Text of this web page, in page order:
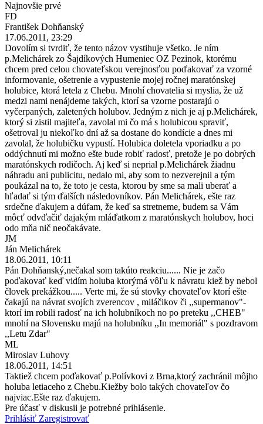
Najnovšie prvé
FD
František Dohňanský
17.06.2011, 23:29
Dovolím si tvrdiť, že tento názov vystihuje všetko. Je ním
p.Melichárek zo Šajdíkových Humeniec OZ Pezinok, ktorému
chcem pred celou chovateľskou verejnosťou poďakovať za vzorné
informovanie, ošetrenie a vypustenie mojej ročnej maratónskej
holubice, ktorá letela z Chebu. Mnohí chovatelia si myslia, že už
medzi nami nenájdeme takých, ktorí sa vzorne postarajú o
vyčerpaných, zaletených holubov. Jedným z nich je aj p.Melichárek,
ktorý si zistil majiteľa, zavolal mi čo má s holubicou spraviť,
ošetroval ju niekoľko dní až sa dostane do kondície a dnes mi
zavolal, že holubičku vypustí. Holubica doletela vporiadku a po
oddýchnutí mi možno ešte bude robiť radosť, pretože je po dobrých
maratónskych rodičoch. Aj keď si neprial p.Melichárek žiadnu
náhradu ani publicitu, nedalo mi, aby som to nezverejnil a tým
poukázal na to, že toto je cesta, ktorou by sme sa mali uberať a
hľadať si tým ďalších následovníkov. Pán Melichárek, ešte raz
srdečne ďakujem a dúfam, že keď sa stretneme, budem sa Vám
môcť odvďačiť dajakým mláďatkom z maratónskych holubov, hoci
odo mňa nič neočakávate.
JM
Ján Melichárek
18.06.2011, 10:11
Pán Dohňanský,nečakal som takúto reakciu...... Nie je začo
poďakovať keď vidím holuba ktorýmá vôľu k návratu kiež by nebol
človek prekážkou..... Verte mi, že sú stovky chovateľov ktorí ešte
čakajú na návrat svojích zverencov , miláčikov či ,,supermanov"-
ktorí im robili radosť na ich holubníkoch no po preteku ,,CHEB"
mnohí na Slovensku majú na holubníku ,,In memoriál" s pozdravom
,,Letu Zdar"
ML
Miroslav Luhovy
18.06.2011, 14:51
Taktiež chcem poďakovať p.Polívkovi z Brna,ktorý zachránil môjho
holuba letiaceho z Chebu.Kiežby bolo takých chovateľov čo
najviac.Ešte raz ďakujem.
Pre účasť v diskusii je potrebné prihlásenie.
Prihlásiť Zaregistrovať